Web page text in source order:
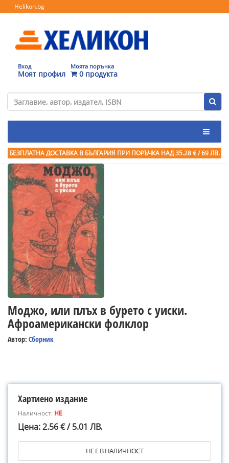
Helikon.bg
Вход
Моят профил
Моята поръчка
0 продукта
БЕЗПЛАТНА ДОСТАВКА В БЪЛГАРИЯ ПРИ ПОРЪЧКА НАД 35.28 € / 69 ЛВ.
Моджо, или плъх в бурето с уиски.
Афроамерикански фолклор
Автор: Сборник
Хартиено издание
Наличност: НЕ
Цена: 2.56 € / 5.01 ЛВ.
НЕ Е В НАЛИЧНОСТ